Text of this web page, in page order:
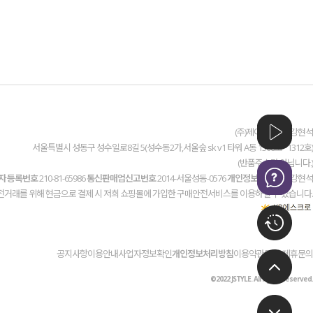
(주)제이스타일 / 강현석
서울특별시 성동구 성수일로8길 5(성수동2가,서울숲 sk v1 타워 A동 1308호~1312호)
(반품주소가 아닙니다.)
등록번호210-81-65986통신판매업신고번호2014-서울성동-0576개인정보관리책임
강현석
거래를 위해 현금으로 결제 시 저희 쇼핑몰에 가입한 구매안전서비스를 이용하실 수 있습니다.
공지사항이용안내사업자정보확인개인정보처리방침이용약관도매/제휴문의
©2022 JSTYLE. All rights reserved.